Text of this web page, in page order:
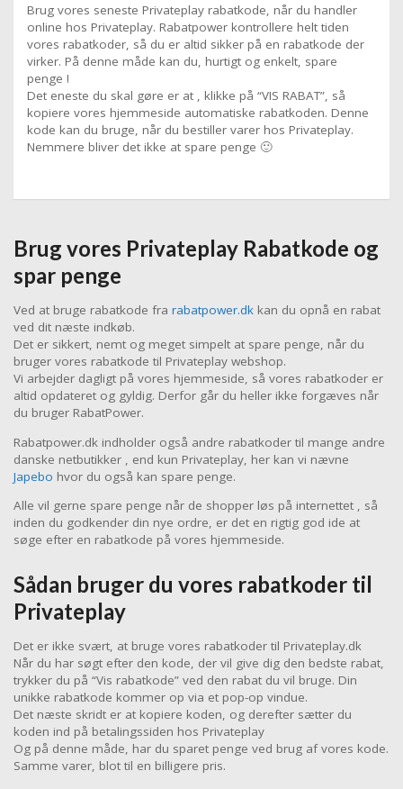
Brug vores seneste Privateplay rabatkode, når du handler
online hos Privateplay. Rabatpower kontrollere helt tiden
vores rabatkoder, så du er altid sikker på en rabatkode der
virker. På denne måde kan du, hurtigt og enkelt, spare
penge !
Det eneste du skal gøre er at , klikke på “VIS RABAT”, så
kopiere vores hjemmeside automatiske rabatkoden. Denne
kode kan du bruge, når du bestiller varer hos Privateplay.
Nemmere bliver det ikke at spare penge 🙂
Brug vores Privateplay Rabatkode og
spar penge
Ved at bruge rabatkode fra rabatpower.dk kan du opnå en rabat
ved dit næste indkøb.
Det er sikkert, nemt og meget simpelt at spare penge, når du
bruger vores rabatkode til Privateplay webshop.
Vi arbejder dagligt på vores hjemmeside, så vores rabatkoder er
altid opdateret og gyldig. Derfor går du heller ikke forgæves når
du bruger RabatPower.
Rabatpower.dk indholder også andre rabatkoder til mange andre
danske netbutikker , end kun Privateplay, her kan vi nævne
Japebo hvor du også kan spare penge.
Alle vil gerne spare penge når de shopper løs på internettet , så
inden du godkender din nye ordre, er det en rigtig god ide at
søge efter en rabatkode på vores hjemmeside.
Sådan bruger du vores rabatkoder til
Privateplay
Det er ikke svært, at bruge vores rabatkoder til Privateplay.dk
Når du har søgt efter den kode, der vil give dig den bedste rabat,
trykker du på “Vis rabatkode” ved den rabat du vil bruge. Din
unikke rabatkode kommer op via et pop-op vindue.
Det næste skridt er at kopiere koden, og derefter sætter du
koden ind på betalingssiden hos Privateplay
Og på denne måde, har du sparet penge ved brug af vores kode.
Samme varer, blot til en billigere pris.